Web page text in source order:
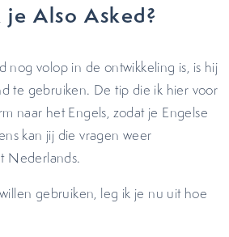
Also Asked?
nog volop in de ontwikkeling is, is hij
te gebruiken. De tip die ik hier voor
naar het Engels, zodat je Engelse
kan jij die vragen weer
Nederlands.
gebruiken, leg ik je nu uit hoe